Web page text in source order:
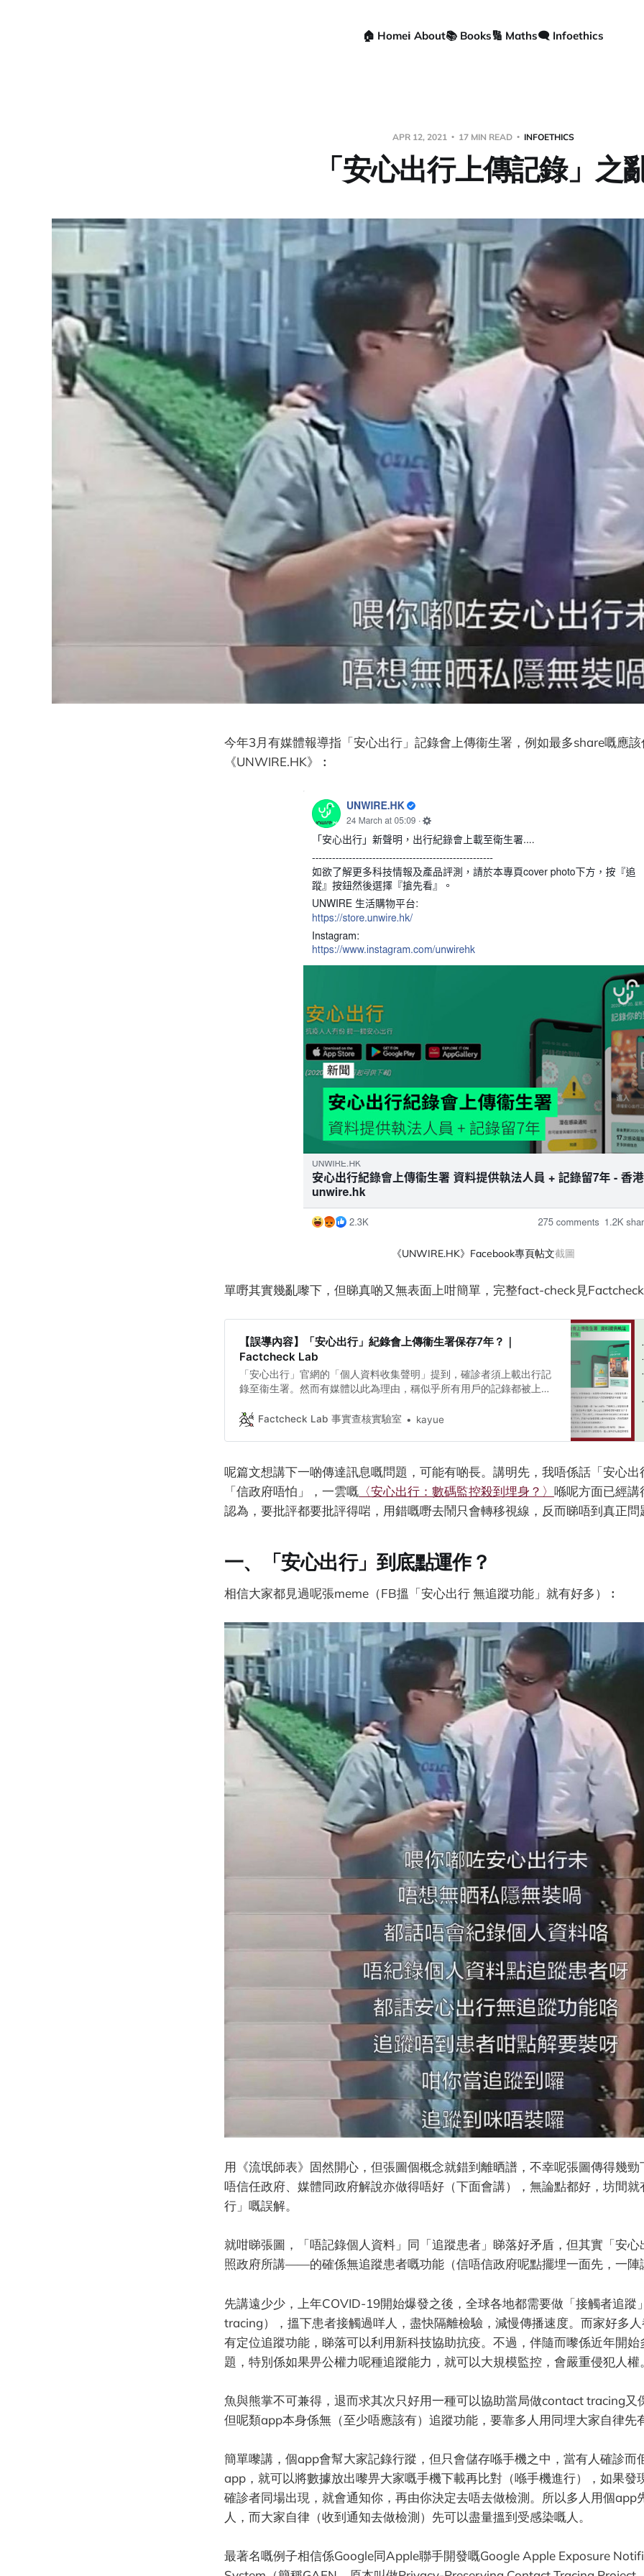
🏠 Homeℹ️ About📚 Books🔢 Maths🗨️ Infoethics
APR 12, 2021 17 MIN READ INFOETHICS
「安心出行上傳記錄」之
今年3月有媒體報導指「安心出行」記錄會上傳衞生署，例如最多share嘅應該
《UNWIRE.HK》︰
《UNWIRE.HK》Facebook專頁帖文截圖
單嘢其實幾亂嚟下，但睇真啲又無表面上咁簡單，完整fact-check見
【誤導內容】「安心出行」紀錄會上傳衞生署保存7年？｜
Factcheck Lab
「安心出行」官網的「個人資料收集聲明」提到，確診者須上載出行記
錄至衞生署。然而有媒體以此為理由，稱似乎所有用戶的記錄都被上載
傳，鮮有提及確診者須上傳出行記錄，當時網站上亦未有「資料會保存
Factcheck Lab 事實查核實驗室 kayue
呢篇文想講下一啲傳達訊息嘅問題，可能有啲長。講明先，我唔係話「安心
「信政府唔怕」，一雲嘅 〈安心出行：數碼監控殺到埋身？〉 喺呢方面已經
認為，要批評都要批評得啱，用錯嘅嘢去鬧只會轉移視線，反而睇唔到真正問
一、「安心出行」到底點運作？
相信大家都見過呢張meme（FB搵「安心出行 無追蹤功能」就有好多）︰
用《流氓師表》固然開心，但張圖個概念就錯到離晒譜，不幸呢張圖傳得幾
唔信任政府、媒體同政府解說亦做得唔好（下面會講），無論點都好，坊間
行」嘅誤解。
就咁睇張圖，「唔記錄個人資料」同「追蹤患者」睇落好矛盾，但其實「安
照政府所講——的確係無追蹤患者嘅功能（信唔信政府呢點擺埋一面先，一陣
先講遠少少，上年COVID-19開始爆發之後，全球各地都需要做「接觸者追蹤
tracing），搵下患者接觸過咩人，盡快隔離檢驗，減慢傳播速度。而家好多
有定位追蹤功能，睇落可以利用新科技協助抗疫。不過，伴隨而嚟係近年開
題，特別係如果畀公權力呢種追蹤能力，就可以大規模監控，會嚴重侵犯人權
魚與熊掌不可兼得，退而求其次只好用一種可以協助當局做contact tracing又
但呢類app本身係無（至少唔應該有）追蹤功能，要靠多人用同埋大家自律先
簡單嚟講，個app會幫大家記錄行蹤，但只會儲存喺手機之中，當有人確診而
app，就可以將數據放出嚟畀大家嘅手機下載再比對（喺手機進行），如果發
確診者同場出現，就會通知你，再由你決定去唔去做檢測。所以多人用個app
人，而大家自律（收到通知去做檢測）先可以盡量搵到受感染嘅人。
最著名嘅例子相信係Google同Apple聯手開發嘅Google Apple Exposure